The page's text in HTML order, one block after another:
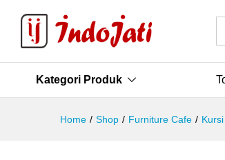
Kategori Produk
Home / Shop / Furniture Cafe /